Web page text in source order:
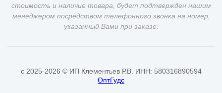
стоимость и наличие товара, будет подтвержден нашим
менеджером посредством телефонного звонка на номер,
указанный Вами при заказе.
c 2025-2026 © ИП Клементьев Р.В. ИНН: 580316890594
ОптГудс